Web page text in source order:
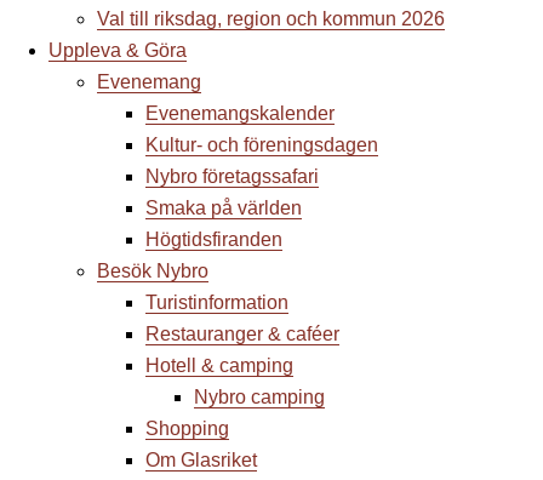
Val till riksdag, region och kommun 2026
Uppleva & Göra
Evenemang
Evenemangskalender
Kultur- och föreningsdagen
Nybro företagssafari
Smaka på världen
Högtidsfiranden
Besök Nybro
Turistinformation
Restauranger & caféer
Hotell & camping
Nybro camping
Shopping
Om Glasriket